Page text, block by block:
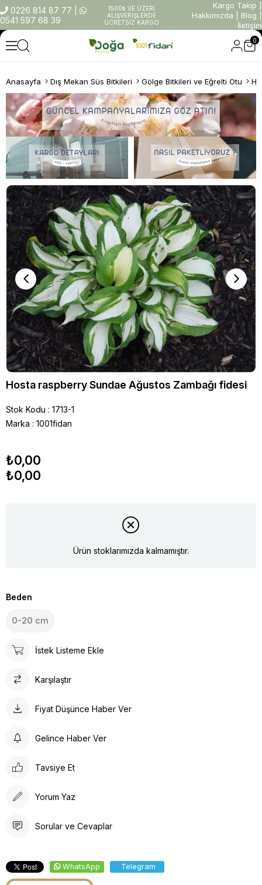
0226 814 87 77
0541 597 68 39
1500₺ VE ÜZERİ
ALIŞVERİŞLERDE
ÜCRETSİZ KARGO
Kargo Takip
Hakkımızda
Blog
İletişim
0
Anasayfa Dış Mekan Süs Bitkileri Gölge Bitkileri ve Eğrelti Otu
Hosta raspberry Sundae Ağustos Zambağı fidesi
Stok Kodu
1713-1
Marka : 1001fidan
₺0,00
₺0,00
Ürün stoklarımızda kalmamıştır.
Beden
0-20 cm
İstek Listeme Ekle
Karşılaştır
Fiyat Düşünce Haber Ver
Gelince Haber Ver
Tavsiye Et
Yorum Yaz
Sorular ve Cevaplar
WhatsApp Telegram